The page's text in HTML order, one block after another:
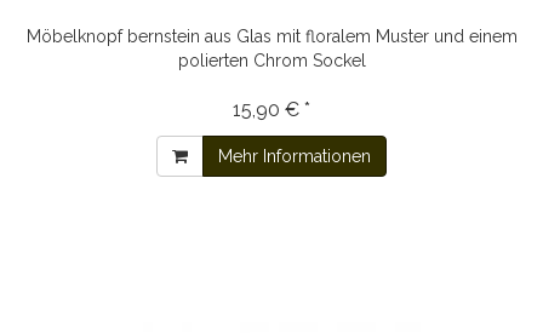
Möbelknopf bernstein aus Glas mit floralem Muster und einem
polierten Chrom Sockel
15,90 € *
Mehr Informationen